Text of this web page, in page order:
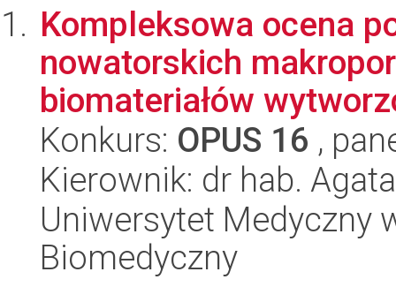
Kompleksowa ocena
nowatorskich
biomateriałów
Konkurs: OPUS 16 ,
Kierownik: dr hab.
Uniwersytet Medyczny
Biomedyczny